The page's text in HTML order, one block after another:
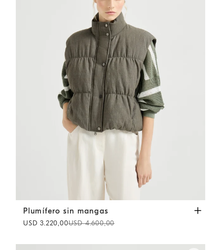
Plumífero sin mangas Ver olivo
Plumífero sin mangas
USD 3.220,00USD 4.600,00